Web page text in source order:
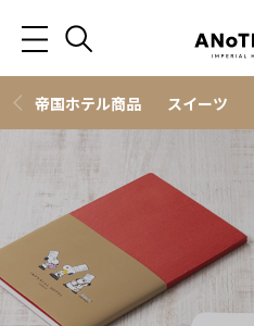
帝国ホテル商品 スイーツ